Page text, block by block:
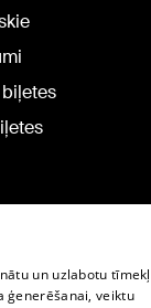
un uzlabotu
ģenerēšanai, veiktu